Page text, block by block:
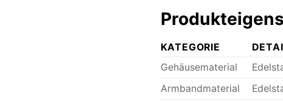
KATEGORIE
Gehäusematerial
Armbandmaterial